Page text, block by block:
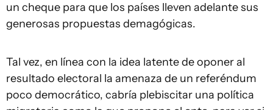
un cheque para que los países lleven adelante sus
generosas propuestas demagógicas.
Tal vez, en línea con la idea latente de oponer al
resultado electoral la amenaza de un referéndum
poco democrático, cabría plebiscitar una política